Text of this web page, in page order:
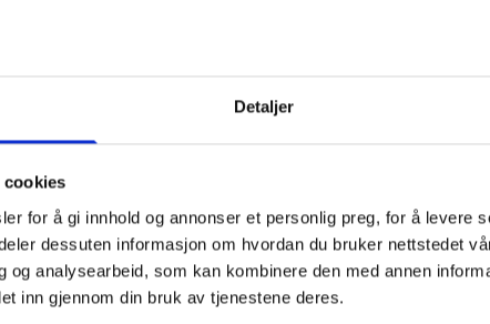
Detaljer
cookies
for å gi innhold og annonser et personlig preg, for å levere
dessuten informasjon om hvordan du bruker nettstedet
og analysearbeid, som kan kombinere den med annen
inn gjennom din bruk av tjenestene deres.
T-skjorte Craft Art.nr 005